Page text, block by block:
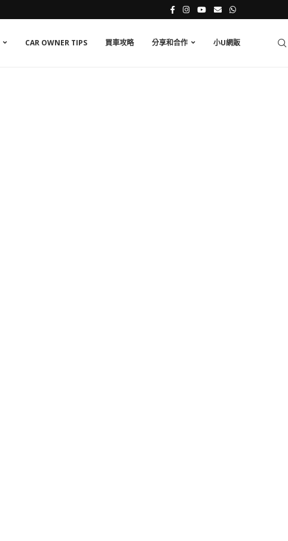
CAR OWNER TIPS 買車攻略 分享和合作 小U網販